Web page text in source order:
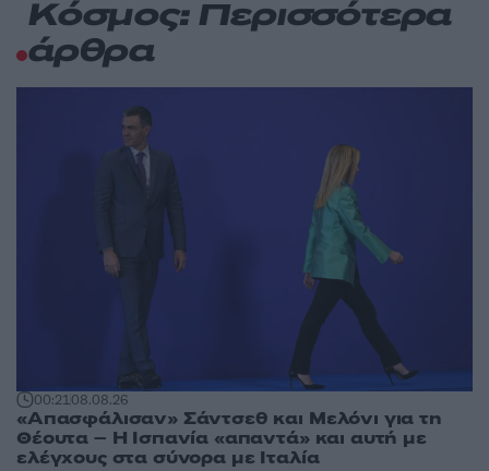
Κόσμος: Περισσότερα
άρθρα
00:2108.08.26
«Απασφάλισαν» Σάντσεθ και Μελόνι για τη
Θέουτα – Η Ισπανία «απαντά» και αυτή με
ελέγχους στα σύνορα με Ιταλία